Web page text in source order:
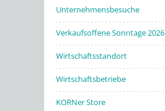
Unternehmensbesuche
Verkaufsoffene Sonntage 2026
Wirtschaftsstandort
Wirtschaftsbetriebe
KORNer Store